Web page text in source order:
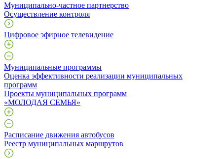
Муниципально-частное партнерство
Осуществление контроля
Цифровое эфирное телевидение
Муниципальные программы
Оценка эффективности реализации муниципальных
программ
Проекты муниципальных программ
«МОЛОДАЯ СЕМЬЯ»
Расписание движения автобусов
Реестр муниципальных маршрутов